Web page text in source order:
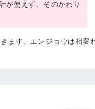
が使えず、そのかわり
ます。エンジョウは相変